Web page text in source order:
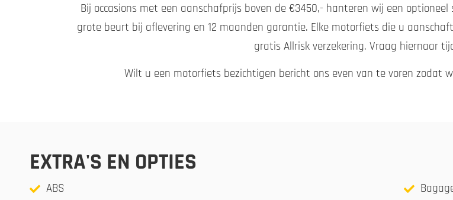
Bij occasions met een aanschafprijs boven de €3450,- hanteren wij een
grote beurt bij aflevering en 12 maanden garantie. Elke motorfiets die u
gratis Allrisk verzekering. Vraag hiernaar
Wilt u een motorfiets bezichtigen bericht ons even van te voren zodat
EXTRA'S EN OPTIES
ABS